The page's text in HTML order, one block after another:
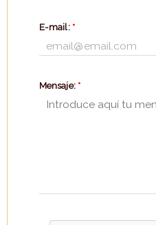
E-mail: *
Mensaje: *